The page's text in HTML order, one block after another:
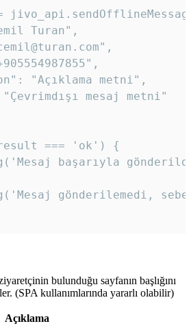
Turan",
"Açıklama metni",
mesaj metni"
=== 'ok') {
başarıyla
gönderilemedi,
bulunduğu sayfanın başlığını
(SPA kullanımlarında yararlı olabilir)
Açıklama